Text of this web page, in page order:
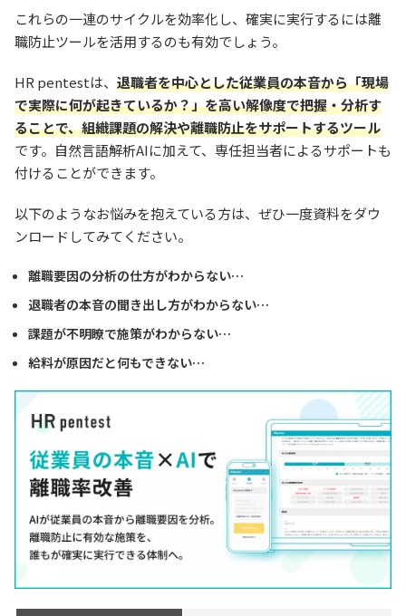
これらの一連のサイクルを効率化し、確実に実行するには離
職防止ツールを活用するのも有効でしょう。
HR pentestは、 退職者を中心とした従業員の本音から「現場
で実際に何が起きているか？」を高い解像度で把握・分析す
ることで、組織課題の解決や離職防止をサポートするツール
です。自然言語解析AIに加えて、専任担当者によるサポートも
付けることができます。
以下のようなお悩みを抱えている方は、ぜひ一度資料をダウ
ンロードしてみてください。
離職要因の分析の仕方がわからない…
退職者の本音の聞き出し方がわからない…
課題が不明瞭で施策がわからない…
給料が原因だと何もできない…